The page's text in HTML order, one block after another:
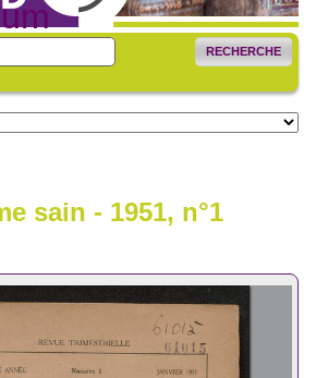
RECHERCHE
sain - 1951, n°1